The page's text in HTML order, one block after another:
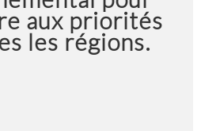
aux priorités
les régions.